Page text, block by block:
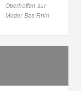
Oberhoffen-sur-
Moder Bas-Rhin